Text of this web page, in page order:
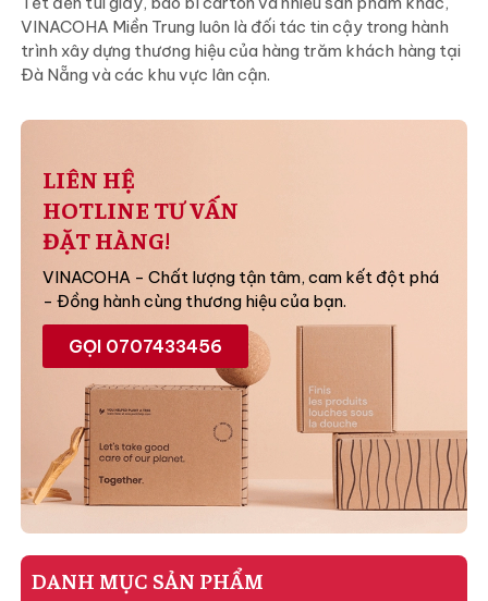
VINACOHA Miền Trung luôn là đối tác tin cậy trong hành
trình xây dựng thương hiệu của hàng trăm khách hàng tại
Đà Nẵng và các khu vực lân cận.
LIÊN HỆ
HOTLINE TƯ VẤN
ĐẶT HÀNG!
VINACOHA - Chất lượng tận tâm, cam kết đột phá
- Đồng hành cùng thương hiệu của bạn.
GỌI 0707433456
DANH MỤC SẢN PHẨM